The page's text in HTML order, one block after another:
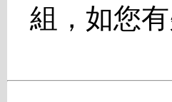
組，如您